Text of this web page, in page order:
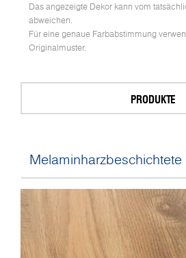
Das angezeigte Dekor kann vom
abweichen.
Für eine genaue Farbabstimmung
Originalmuster.
PRODUKTE
Melaminharzbeschichtete